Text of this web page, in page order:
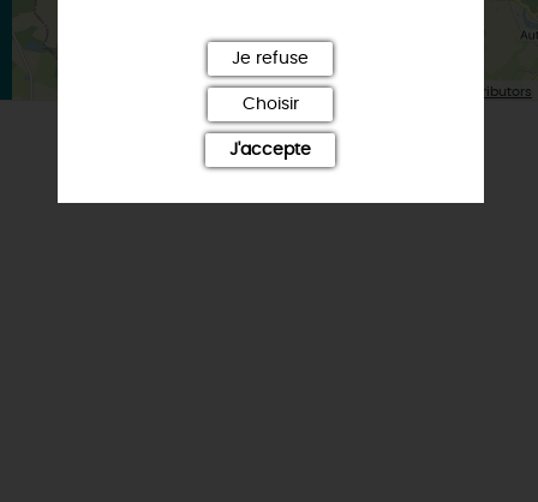
Leaflet| Map data © OpenStreetMap contributors
NOTE ET AVIS FAIRGUEST
Je refuse
Choisir
J'accepte